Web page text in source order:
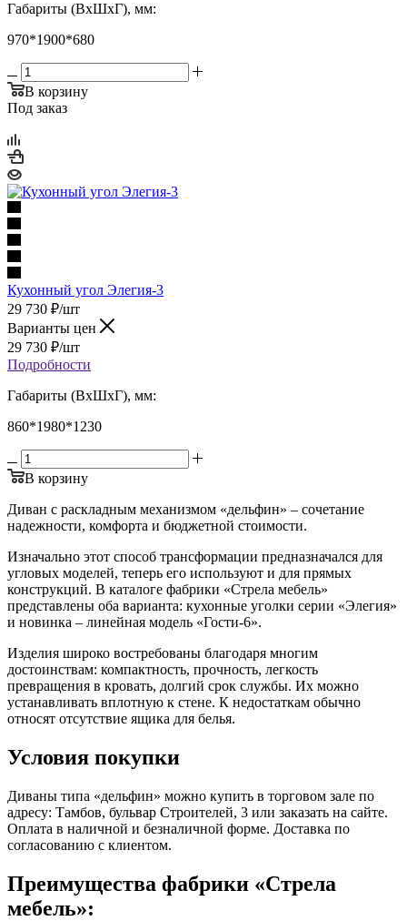
Габариты (ВхШхГ), мм:
970*1900*680
В корзину
Под заказ
Кухонный угол Элегия-3
29 730 ₽/шт
Варианты цен
29 730 ₽/шт
Подробности
Габариты (ВхШхГ), мм:
860*1980*1230
В корзину
Диван с раскладным механизмом «дельфин» – сочетание
надежности, комфорта и бюджетной стоимости.
Изначально этот способ трансформации предназначался для
угловых моделей, теперь его используют и для прямых
конструкций. В каталоге фабрики «Стрела мебель»
представлены оба варианта: кухонные уголки серии «Элегия»
и новинка – линейная модель «Гости-6».
Изделия широко востребованы благодаря многим
достоинствам: компактность, прочность, легкость
превращения в кровать, долгий срок службы. Их можно
устанавливать вплотную к стене. К недостаткам обычно
относят отсутствие ящика для белья.
Условия покупки
Диваны типа «дельфин» можно купить в торговом зале по
адресу: Тамбов, бульвар Строителей, 3 или заказать на сайте.
Оплата в наличной и безналичной форме. Доставка по
согласованию с клиентом.
Преимущества фабрики «Стрела
мебель»: